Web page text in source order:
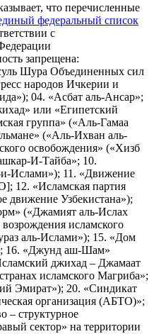
что перечисленные
федеральный список
с
запрещена:
Шура Объединенных сил
народов Ичкерии и
04. «Асбат аль-Ансар»;
или «Египетский
группа» («Аль-Гамаа
(«Аль-Ихван аль-
освобождения» («Хизб
И-Тайба»; 10.
Ислами»); 11. «Движение
«Исламская партия
движение Узбекистана»);
(«Джамият аль-Ислах
исламского
аль-Ислами»); 15. «Дом
16. «Джунд аш-Шам»
джихад – Джамаат
исламского Магриба»;
Эмират»); 20. «Синдикат
организация (АБТО)»;
– структурное
сектор» на территории